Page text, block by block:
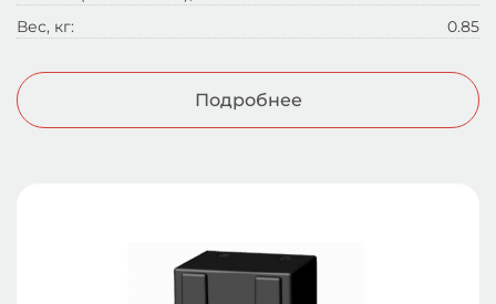
Вес, кг:
0.85
Подробнее